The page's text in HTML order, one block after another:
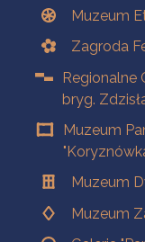
Muzeum
Zagroda
Regionalne
bryg.
Muzeum
Muzeum
Muzeum